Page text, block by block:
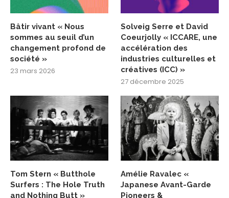
Bâtir vivant « Nous
sommes au seuil d’un
changement profond de
société »
23 mars 2026
Solveig Serre et David
Coeurjolly « ICCARE, une
accélération des
industries culturelles et
créatives (ICC) »
27 décembre 2025
Tom Stern « Butthole
Surfers : The Hole Truth
and Nothing Butt »
Amélie Ravalec «
Japanese Avant-Garde
Pioneers &